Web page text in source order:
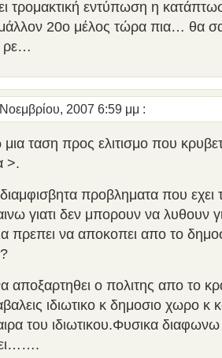
τρομακτική εντύπωση η
20ο μέλος τώρα πια… θα
ρε…
2007 6:59 μμ :
μια ταση προς ελιτισμο που
>.
προβληματα που εχει
γιατι δεν μπορουν να λυθουν
πρεπει να αποκοπει απο το
αποξαρτηθει ο πολιτης απο το
ιδιωτικο κ δημοσιο χωρο κ
του ιδιωτικου.Φυσικα